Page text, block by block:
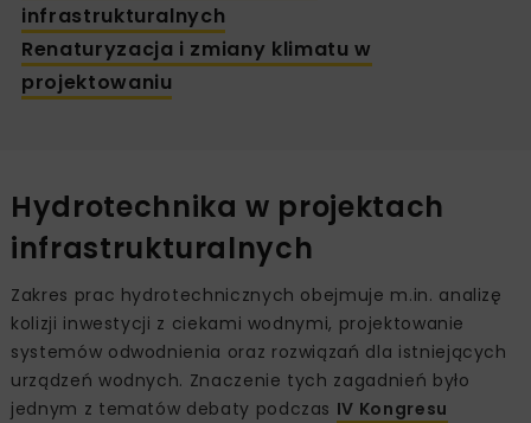
infrastrukturalnych
Renaturyzacja i zmiany klimatu w
projektowaniu
Hydrotechnika w projektach
infrastrukturalnych
Zakres prac hydrotechnicznych obejmuje m.in. analizę
kolizji inwestycji z ciekami wodnymi, projektowanie
systemów odwodnienia oraz rozwiązań dla istniejących
urządzeń wodnych. Znaczenie tych zagadnień było
jednym z tematów debaty podczas IV Kongresu